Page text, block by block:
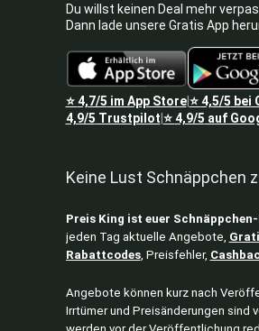
Streaming-Dienste
Tastaturen
Alle Kategorien
Du willst keinen Deal mehr
Dann lade unsere Gratis App
⭐4,7/5 im App Store|⭐4,5/5 bei
4,9/5 Trustpilot ⭐4,9/5 auf
Keine Lust Schnäppchen
Preis King ist euer
jeden Tag aktuelle Angebote,
Rabattcodes, Preisfehler,
Angebote können kurz nach
Irrtümer und Preisänderungen sind